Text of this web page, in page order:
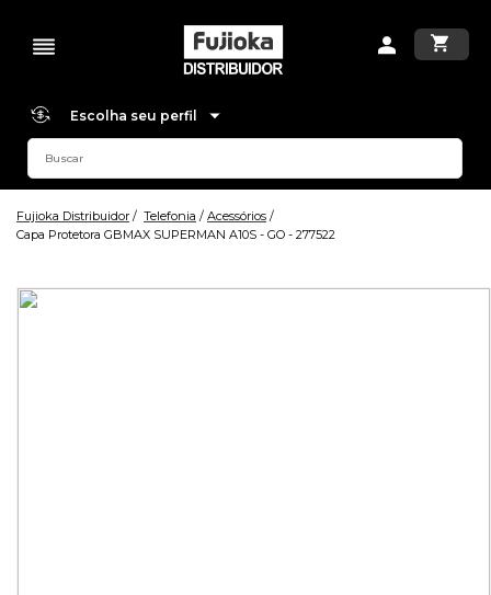
Escolha seu perfil
Fujioka Distribuidor Telefonia
Acessórios
Capa Protetora GBMAX SUPERMAN A10S - GO - 277522